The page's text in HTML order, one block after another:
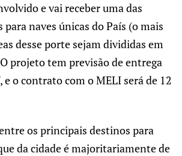
e vai receber uma das
para naves únicas do País (o mais
desse porte sejam divididas em
projeto tem previsão de entrega
e o contrato com o MELI será de 12
os principais destinos para
da cidade é majoritariamente de